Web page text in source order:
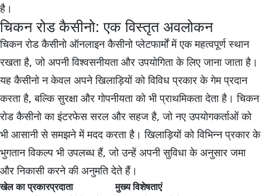
है।
चिकन रोड कैसीनो: एक विस्तृत अवलोकन
चिकन रोड कैसीनो ऑनलाइन कैसीनो प्लेटफार्मों में एक महत्वपूर्ण स्थान
रखता है, जो अपनी विश्वसनीयता और उपयोगिता के लिए जाना जाता है।
यह कैसीनो न केवल अपने खिलाड़ियों को विविध प्रकार के गेम प्रदान
करता है, बल्कि सुरक्षा और गोपनीयता को भी प्राथमिकता देता है। चिकन
रोड कैसीनो का इंटरफेस सरल और सहज है, जो नए उपयोगकर्ताओं को
भी आसानी से समझने में मदद करता है। खिलाड़ियों को विभिन्न प्रकार के
भुगतान विकल्प भी उपलब्ध हैं, जो उन्हें अपनी सुविधा के अनुसार जमा
और निकासी करने की अनुमति देते हैं।
खेल का प्रकारप्रदाता
मुख्य विशेषताएं